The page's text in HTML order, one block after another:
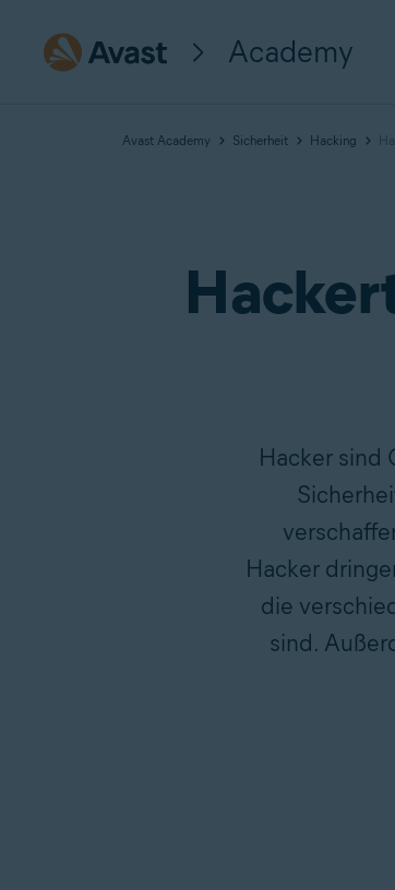
Academy
Avast Academy Sicherheit Hacking
Hacker sind
Hacker
die
sind.